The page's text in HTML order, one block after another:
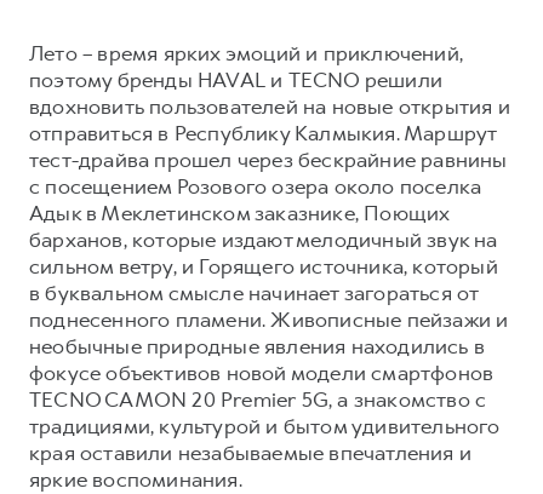
M6
от 2 049 000 ₽
JOLION
от 2 049 000 ₽
DARGO
от 3 199 000 ₽
DARGO X
от 3 499 000 ₽
ВЫБОР И ПОКУПКА
Автомобили в наличии
Конфигуратор HAVAL
Аксессуары HAVAL
Каталоги и прайс-листы
Программа «HAVAL Защита+»
Тест-драйв
Трейд-ин
КРЕДИТ И СТРАХОВАНИЕ
Кредитный калькулятор
СЕРВИС
Все о сервисе
Запись на сервис
Моторное масло
Стоимость ТО
СЕРВИСНОЕ ОБСЛУЖИВАНИЕ
Нулевое ТО
Программа «Помощь на дороге»
Регламенты технического обслуживания
Электронный ПТС
СПЕЦПРЕДЛОЖЕНИЯ
Покупателям
Владельцам
БРЕНД HAVAL
О бренде
Новости
О GWM
ИНФОРМАЦИЯ О ДИЛЕРЕ
О дилере
Наша команда
Контакты
Лето – время ярких эмоций и приключений,
поэтому бренды HAVAL и TECNO решили
вдохновить пользователей на новые открытия и
отправиться в Республику Калмыкия. Маршрут
тест-драйва прошел через бескрайние равнины
с посещением Розового озера около поселка
Адык в Меклетинском заказнике, Поющих
барханов, которые издают мелодичный звук на
сильном ветру, и Горящего источника, который
в буквальном смысле начинает загораться от
поднесенного пламени. Живописные пейзажи и
необычные природные явления находились в
фокусе объективов новой модели смартфонов
TECNO CAMON 20 Premier 5G, а знакомство с
традициями, культурой и бытом удивительного
края оставили незабываемые впечатления и
яркие воспоминания.